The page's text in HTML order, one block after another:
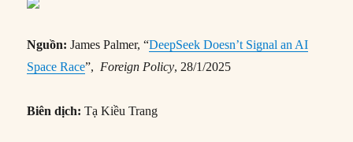
Nguồn:James Palmer, “DeepSeek Doesn’t Signal an AI
Space Race”, Foreign Policy, 28/1/2025
Biên dịch:Tạ Kiều Trang